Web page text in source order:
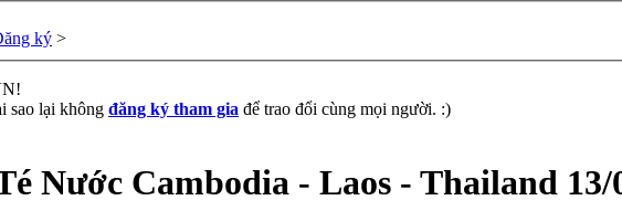
ký >
sao lại không đăng ký tham gia để trao đổi cùng mọi người. :)
Nước Cambodia - Laos - Thailand 13/